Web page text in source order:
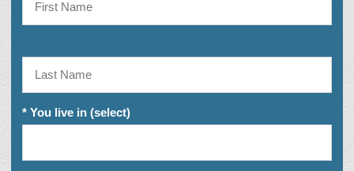
* You live in (select)